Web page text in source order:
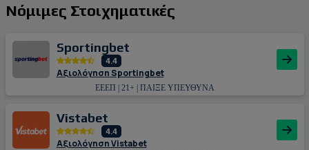
Νόμιμες Στοιχηματικές
Sportingbet
4.4
Αξιολόγηση Sportingbet
ΕΕΕΠ | 21+ | ΠΑΙΞΕ ΥΠΕΥΘΥΝΑ
Vistabet
4.4
Αξιολόγηση Vistabet